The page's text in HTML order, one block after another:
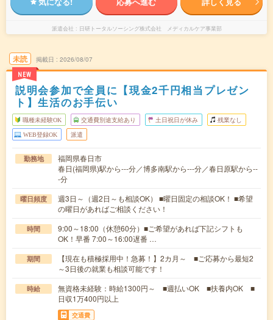
派遣会社 日研トータルソーシング株式会社 メディカルケア事業部
未読
NEW
掲載日 2026/08/07
説明会参加で全員に【現金2千円相当プレゼン
ト】生活のお手伝い
職種未経験OK 交通費別途支給あり 土日祝日が休み 残業なし
WEB登録OK 派遣
勤務地
福岡県春日市
春日(福岡県)駅から---分／博多南駅から---分／春日原駅から--
-分
曜日頻度
週3日～（週2日～も相談OK） ■曜日固定の相談OK！ ■希望
の曜日があればご相談ください！
時間
9:00～18:00（休憩60分）■ご希望があれば下記シフトも
OK！早番 7:00～16:00遅番 …
期間
【現在も積極採用中！急募！】2カ月～ ■ご応募から最短2
～3日後の就業も相談可能です！
時給
無資格未経験：時給1300円～ ■週払いOK ■扶養内OK ■
日収1万400円以上
交通費